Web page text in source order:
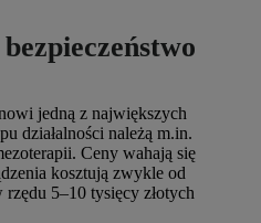
jedną z największych
działalności należą m.in.
Ceny wahają się
kosztują zwykle od
5–10 tysięcy złotych